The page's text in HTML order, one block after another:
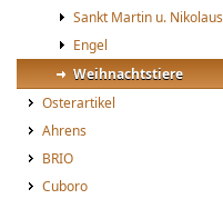
Sankt Martin u. Nikolaus
Engel
Weihnachtstiere
Osterartikel
Ahrens
BRIO
Cuboro